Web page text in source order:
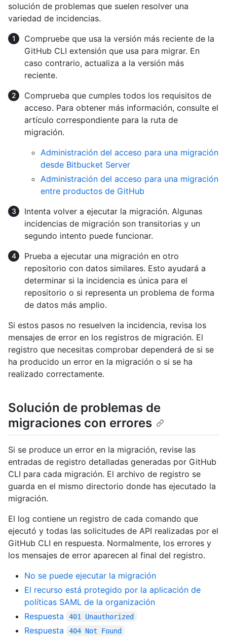
solución de problemas que suelen resolver una
variedad de incidencias.
Compruebe que usa la versión más reciente de la
GitHub CLI extensión que usa para migrar. En
caso contrario, actualiza a la versión más
reciente.
Comprueba que cumples todos los requisitos de
acceso. Para obtener más información, consulte el
artículo correspondiente para la ruta de
migración.
Administración del acceso para una migración
desde Bitbucket Server
Administración del acceso para una migración
entre productos de GitHub
Intenta volver a ejecutar la migración. Algunas
incidencias de migración son transitorias y un
segundo intento puede funcionar.
Prueba a ejecutar una migración en otro
repositorio con datos similares. Esto ayudará a
determinar si la incidencia es única para el
repositorio o si representa un problema de forma
de datos más amplio.
Si estos pasos no resuelven la incidencia, revisa los
mensajes de error en los registros de migración. El
registro que necesitas comprobar dependerá de si se
ha producido un error en la migración o si se ha
realizado correctamente.
Solución de problemas de
migraciones con errores
Si se produce un error en la migración, revise las
entradas de registro detalladas generadas por GitHub
CLI para cada migración. El archivo de registro se
guarda en el mismo directorio donde has ejecutado la
migración.
El log contiene un registro de cada comando que
ejecutó y todas las solicitudes de API realizadas por el
GitHub CLI en respuesta. Normalmente, los errores y
los mensajes de error aparecen al final del registro.
No se puede ejecutar la migración
El recurso está protegido por la aplicación de
políticas SAML de la organización
Respuesta
401 Unauthorized
Respuesta 404 Not Found